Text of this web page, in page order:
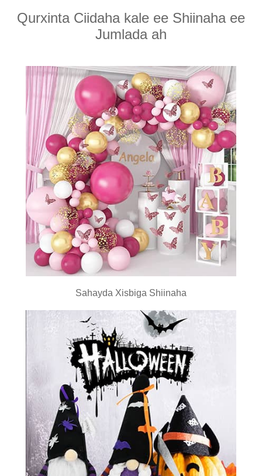
Qurxinta Ciidaha kale ee Shiinaha ee
Jumlada ah
Sahayda Xisbiga Shiinaha